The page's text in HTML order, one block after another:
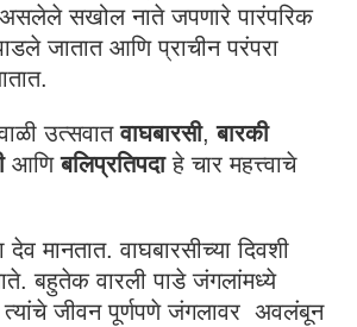
असलेले सखोल नाते जपणारे पारंपरिक
जातात आणि प्राचीन परंपरा
उत्सवातवाघबारसी,बारकी
आणिबलिप्रतिपदाहे चार महत्त्वाचे
देव मानतात. वाघबारसीच्या दिवशी
बहुतेक वारली पाडे जंगलांमध्ये
जीवन पूर्णपणे जंगलावर अवलंबून